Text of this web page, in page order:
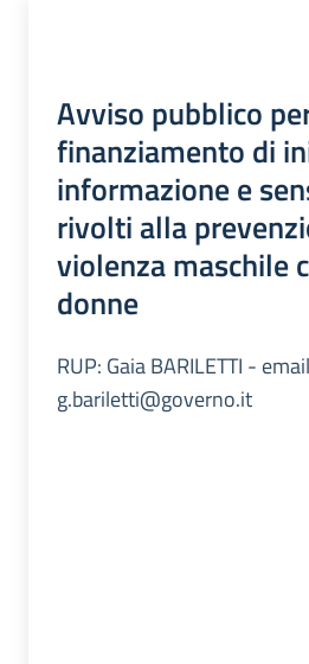
Avviso pubblico
finanziamento di
informazione e
rivolti alla
violenza maschile
donne
RUP: Gaia BARILETTI -
g.bariletti@governo.it